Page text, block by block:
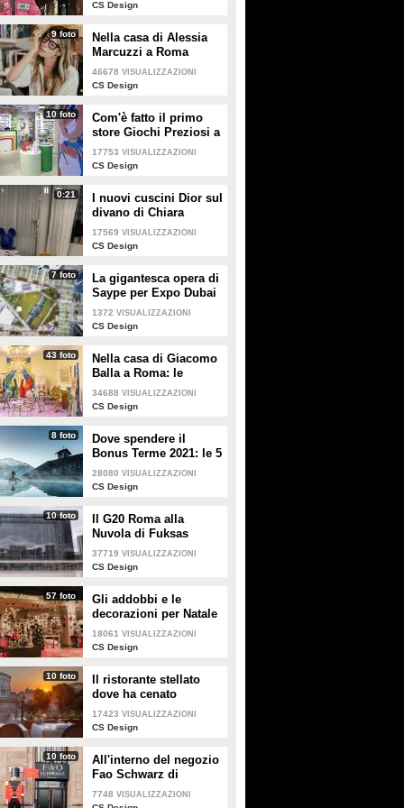
CS Design
9 foto
Nella casa di Alessia
Marcuzzi a Roma
46678 VISUALIZZAZIONI
CS Design
10 foto
Com'è fatto il primo
store Giochi Preziosi a
Milano
17753 VISUALIZZAZIONI
CS Design
0:21
I nuovi cuscini Dior sul
divano di Chiara
Ferragni e Fedez
17569 VISUALIZZAZIONI
CS Design
7 foto
La gigantesca opera di
Saype per Expo Dubai
2020 è un messaggio
di solidarietà per tutti i
1372 VISUALIZZAZIONI
CS Design
43 foto
Nella casa di Giacomo
Balla a Roma: le
camere più belle
34688 VISUALIZZAZIONI
CS Design
8 foto
Dove spendere il
Bonus Terme 2021: le 5
migliori strutture
accreditate
28080 VISUALIZZAZIONI
CS Design
10 foto
Il G20 Roma alla
Nuvola di Fuksas
37719 VISUALIZZAZIONI
CS Design
57 foto
Gli addobbi e le
decorazioni per Natale
della Rinascente
18061 VISUALIZZAZIONI
CS Design
10 foto
Il ristorante stellato
dove ha cenato
Angelina Jolie a Roma
17423 VISUALIZZAZIONI
CS Design
10 foto
All'interno del negozio
Fao Schwarz di
Milano: il paradiso dei
giocattoli per grandi e
7748 VISUALIZZAZIONI